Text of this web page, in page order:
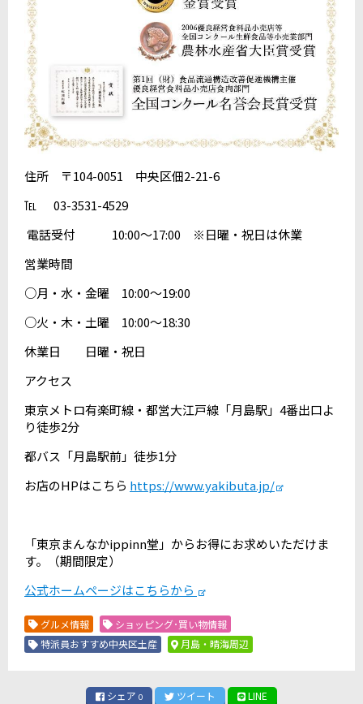
住所 〒104-0051 中央区佃2-21-6
℡ 03-3531-4529
電話受付 10:00～17:00 ※日曜・祝日は休業
営業時間
○月・水・金曜 10:00〜19:00
○火・木・土曜 10:00〜18:30
休業日 日曜・祝日
アクセス
東京メトロ有楽町線・都営大江戸線「月島駅」4番出口よ
り徒歩2分
都バス「月島駅前」徒歩1分
お店のHPはこちら https://www.yakibuta.jp/
「東京まんなかippinn堂」からお得にお求めいただけま
す。（期間限定）
公式ホームページはこちらから
グルメ情報
ショッピング･買い物情報
特派員おすすめ中央区土産
月島・晴海周辺
シェア 0 ツイート LINE